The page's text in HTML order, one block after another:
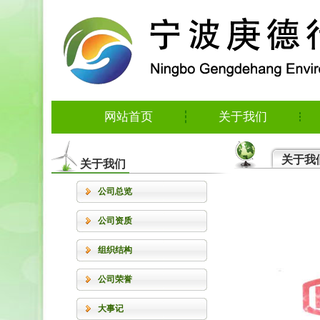
网站首页 关于我们
关于我们
公司总览
公司资质
组织结构
公司荣誉
大事记
关于我